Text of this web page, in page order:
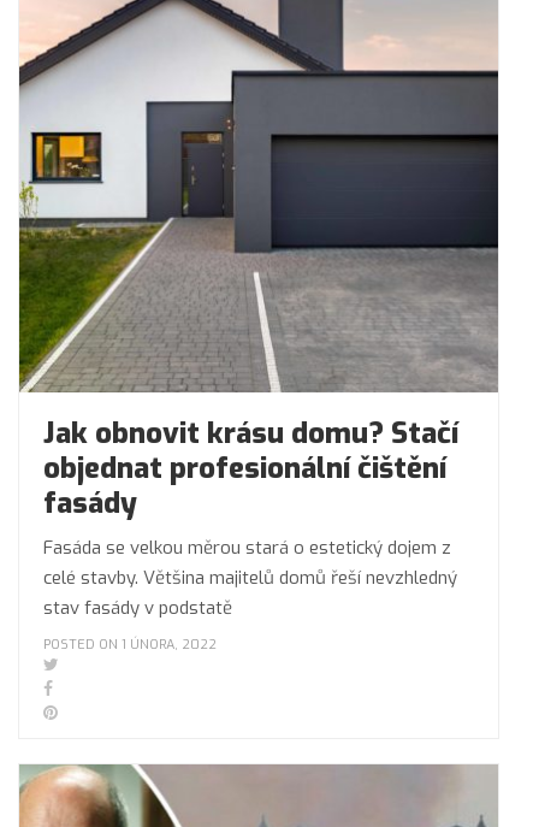
Jak obnovit krásu domu? Stačí
objednat profesionální čištění
fasády
Fasáda se velkou měrou stará o estetický dojem z
celé stavby. Většina majitelů domů řeší nevzhledný
stav fasády v podstatě
POSTED ON 1 ÚNORA, 2022